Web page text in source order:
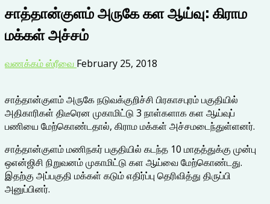
சாத்தான்குளம் அருகே கள ஆய்வு: கிராம
மக்கள் அச்சம்
வணக்கம் ஸ்ரீவை February 25, 2018
சாத்தான்குளம் அருகே நடுவக்குறிச்சி பிரகாசபுரம் பகுதியில்
அதிகாரிகள் திடீரென முகாமிட்டு 3 நாள்களாக கள ஆய்வுப்
பணியை மேற்கொண்டதால், கிராம மக்கள் அச்சமடைந்துள்ளனர்.
சாத்தான்குளம் மணிநகர் பகுதியில் கடந்த 10 மாதத்துக்கு முன்பு
ஒஎன்ஜிசி நிறுவனம் முகாமிட்டு கள ஆய்வை மேற்கொண்டது.
இதற்கு அப்பகுதி மக்கள் கடும் எதிர்ப்பு தெரிவித்து திருப்பி
அனுப்பினர்.